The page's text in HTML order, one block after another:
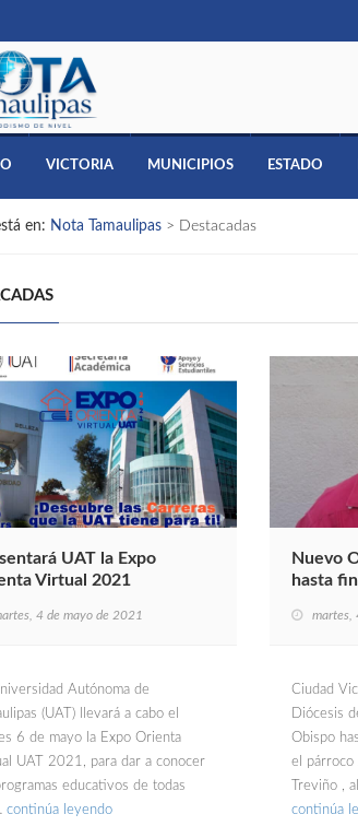
VICTORIA MUNICIPIOS ESTADO
en: Nota Tamaulipas > Destacadas
UAT la Expo
Virtual 2021
4 de mayo de 2021
Autónoma de
(UAT) llevará a cabo el
6 de mayo la Expo Orienta
UAT 2021, para dar a conocer
educativos de todas
continúa leyendo
Nuevo
hasta
martes,
Ciudad
Diócesis
Obispo
el párroco
Treviño ,
continúa